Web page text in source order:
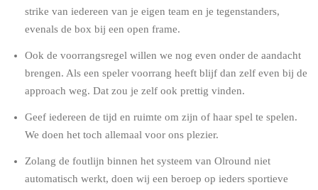
strike van iedereen van je eigen team en je tegenstanders,
evenals de box bij een open frame.
Ook de voorrangsregel willen we nog even onder de aandacht
brengen. Als een speler voorrang heeft blijf dan zelf even bij de
approach weg. Dat zou je zelf ook prettig vinden.
Geef iedereen de tijd en ruimte om zijn of haar spel te spelen.
We doen het toch allemaal voor ons plezier.
Zolang de foutlijn binnen het systeem van Olround niet
automatisch werkt, doen wij een beroep op ieders sportieve